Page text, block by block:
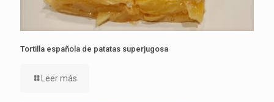
Tortilla española de patatas superjugosa
Leer más